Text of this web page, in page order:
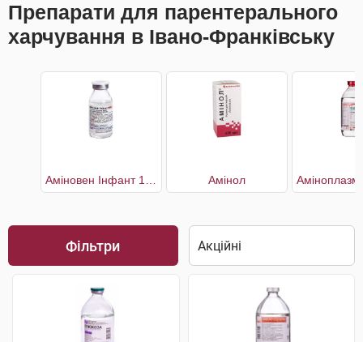
Препарати для парентерального
харчування в Івано-Франківську
Амінол
Фільтри